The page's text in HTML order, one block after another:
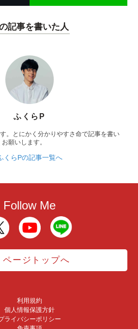
記事を書いた人
ふくらP
。とにかく分かりやすさ命で記事を書い
願いします。
くらPの記事一覧へ
Follow Me
ページトップへ
利用規約
個人情報保護方針
ライバシーポリシー